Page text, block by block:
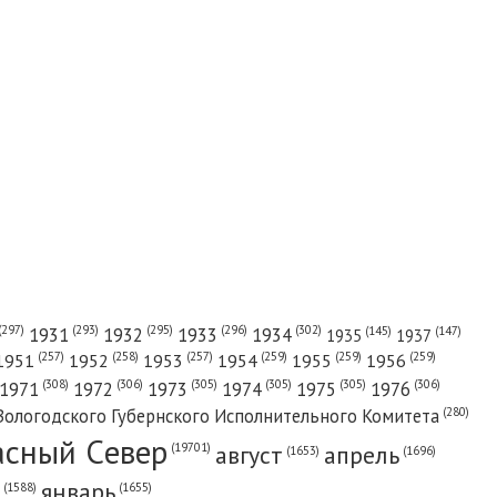
1931 (293) 1932 (295) 1933 (296) 1934 (302) 1935 (145) 1937 (147)
(257) 1952 (258) 1953 (257) 1954 (259) 1955 (259) 1956 (259)
1971 (308) 1972 (306) 1973 (305) 1974 (305) 1975 (305) 1976 (306)
Губернского Исполнительного Комитета (280)
Cевер (19701) август (1653) апрель (1696)
(1588) (1655)